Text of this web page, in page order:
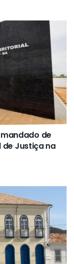
de
Justiça na